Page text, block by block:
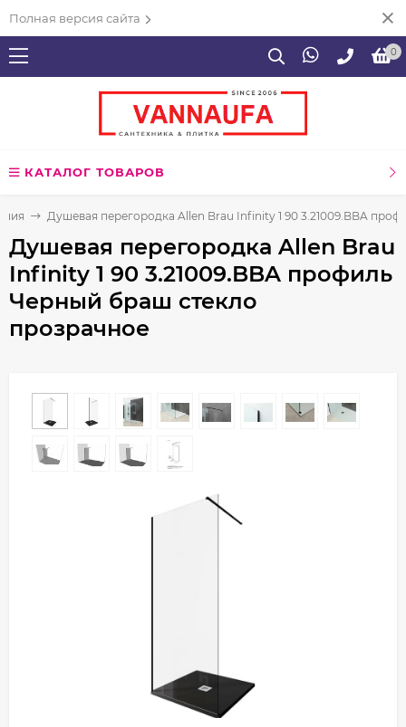
Полная версия сайта
0
КАТАЛОГ ТОВАРОВ
Душевая перегородка Allen Brau Infinity 1 90 3.21009.BBA
Душевая перегородка Allen Brau
Infinity 1 90 3.21009.BBA профиль
Черный браш стекло
прозрачное